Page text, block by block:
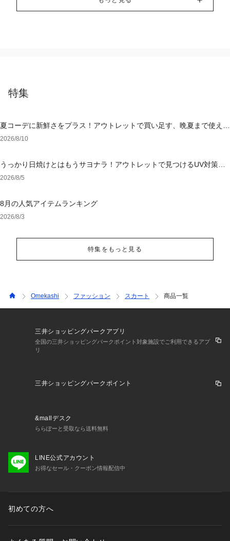
特集
夏コーデに新鮮さをプラス！アウトレットで買い足す、晩夏まで使える
アイテム
2026/8/10
うっかり日焼けとはもうサヨナラ！アウトレットで見つけるUV対策ウ
ェア
2026/8/5
8月の人気アイテムランキング
2026/8/3
特集をもっと見る
Omekashi ファッション スカート 商品一覧
三井ショッピングパークアプリ
全国の三井ショッピングパークポイント対象施設でご利用できるアプ
リ
三井ショッピングパークポイント
&mallデスク
ららぽーと受取なら送料無料
LINE公式アカウント
お得なセール・クーポン情報配信中
初めての方へ